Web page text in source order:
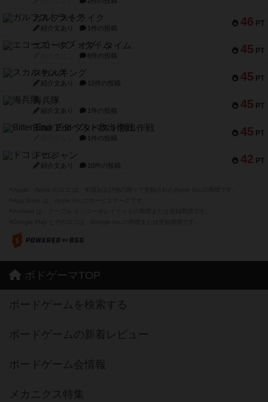
46 PT
ガルフストライク
紹介文あり 1件の投稿
45 PT
エコーズ・オブ・タイム
8件の投稿
45 PT
スカルキング
紹介文あり 12件の投稿
45 PT
海兵隊
紹介文あり 1件の投稿
45 PT
Bitter End ブタペスト救出作戦
1件の投稿
42 PT
ドコジャン
紹介文あり 10件の投稿
ボドゲーマTOP
ボードゲームを検索する
ボードゲームの新着レビュー
ボードゲーム会情報
メカニクス特集